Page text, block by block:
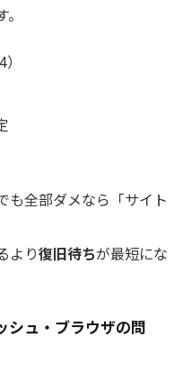
も全部ダメなら「サイト
より復旧待ちが最短にな
シュ・ブラウザの問